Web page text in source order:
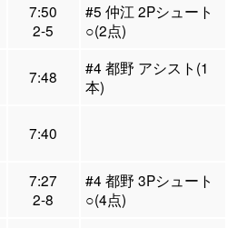
7:50
2-5
#5 仲江 2Pシュート
○(2点)
7:48
#4 都野 アシスト(1
本)
7:40
7:27
2-8
#4 都野 3Pシュート
○(4点)